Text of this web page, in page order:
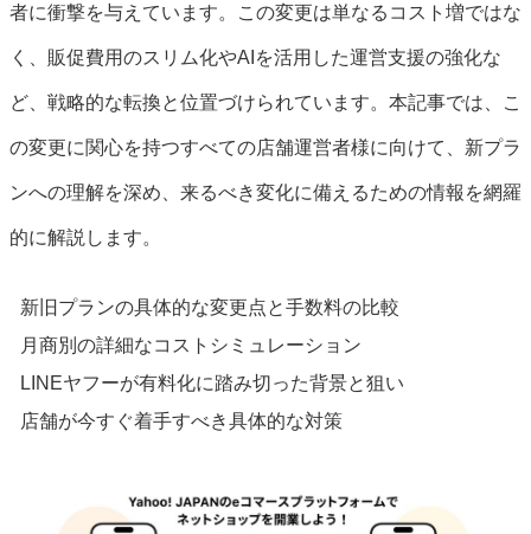
者に衝撃を与えています。この変更は単なるコスト増ではな
く、販促費用のスリム化やAIを活用した運営支援の強化な
ど、戦略的な転換と位置づけられています。本記事では、こ
の変更に関心を持つすべての店舗運営者様に向けて、新プラ
ンへの理解を深め、来るべき変化に備えるための情報を網羅
的に解説します。
新旧プランの具体的な変更点と手数料の比較
月商別の詳細なコストシミュレーション
LINEヤフーが有料化に踏み切った背景と狙い
店舗が今すぐ着手すべき具体的な対策